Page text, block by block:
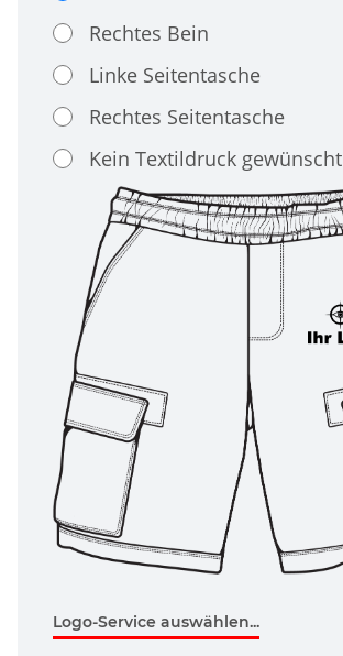
Rechtes Bein
Linke Seitentasche
Rechtes Seitentasche
Kein Textildruck gewünscht
Logo-Service auswählen...